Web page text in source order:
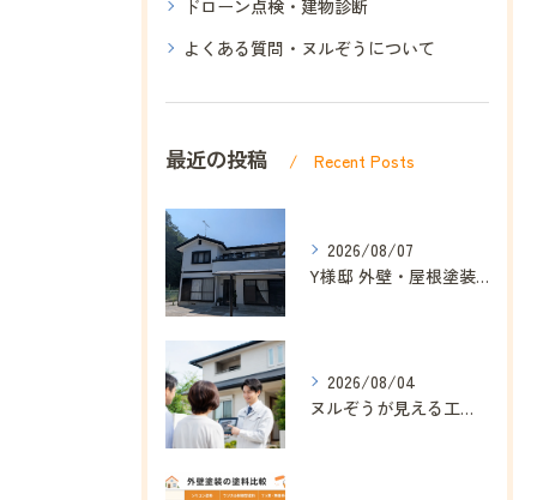
ドローン点検・建物診断
よくある質問・ヌルぞうについて
最近の投稿 Recent Posts
2026/08/07
Y様邸 外壁・屋根塗装工事が完工しました｜ヌルぞう
2026/08/04
ヌルぞうが見える工事にこだわる理由｜ドローン点検・赤外線診断で安心を分かりやすく｜ヌルぞう